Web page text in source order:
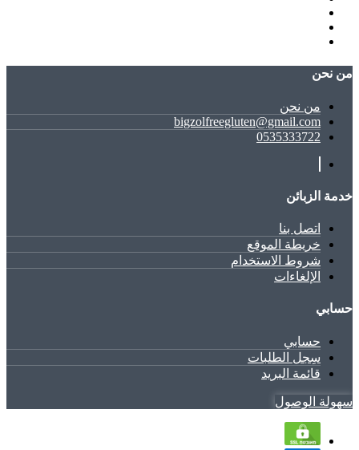
ﻣﻦ ﻧﺤﻦ
ﻣﻦ ﻧﺤﻦ
bigzolfreegluten@gmail.com
0535333722
خدمة الزبائن
اتصل بنا
خريطة الموقع
شروط الاستخدام
الإلغاءات
حسابي
حسابي
سِجل الطلبات
قائمة البريد
سهولة الوصول